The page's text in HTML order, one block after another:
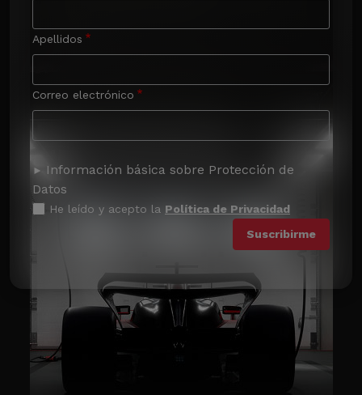
Apellidos
Correo electrónico
Información básica sobre Protección de
Datos
He leído y acepto la Política de Privacidad